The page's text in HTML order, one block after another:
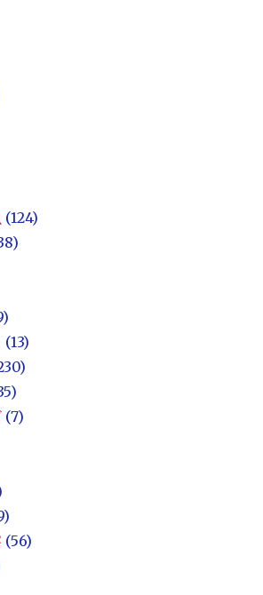
(124)
(13)
(7)
(56)